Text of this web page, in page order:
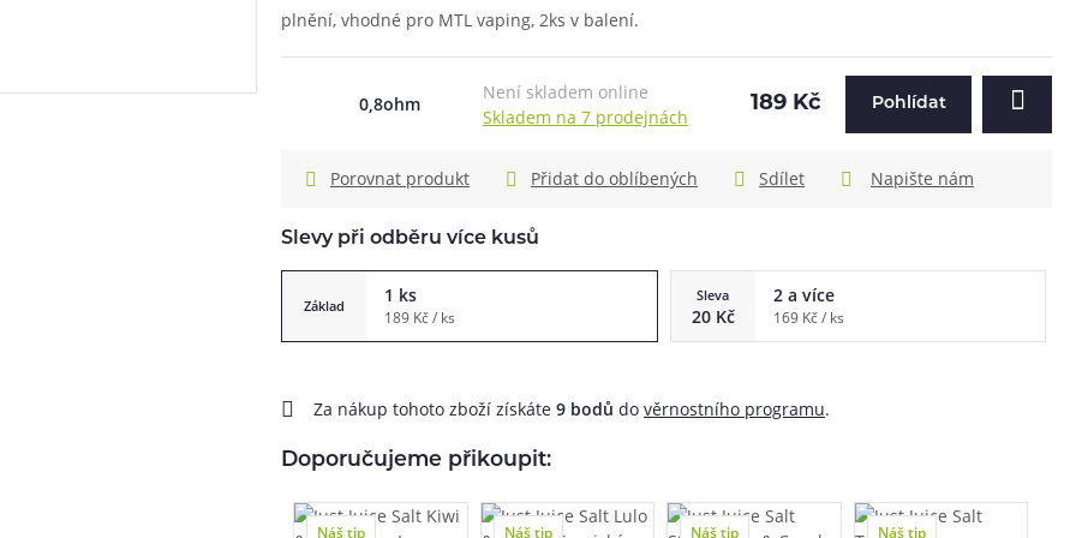
plnění, vhodné pro MTL vaping, 2ks v balení.
0,8ohm
Není skladem online
Skladem na 7 prodejnách
189 Kč Pohlídat
Porovnat produkt Přidat do oblíbených Sdílet Napište nám
Slevy při odběru více kusů
Základ 1 ks
189 Kč / ks
Sleva
20 Kč
2 a více
169 Kč / ks
Za nákup tohoto zboží získáte 9 bodů do věrnostního programu.
Doporučujeme přikoupit:
Náš tip
Náš tip
Náš tip
Náš tip